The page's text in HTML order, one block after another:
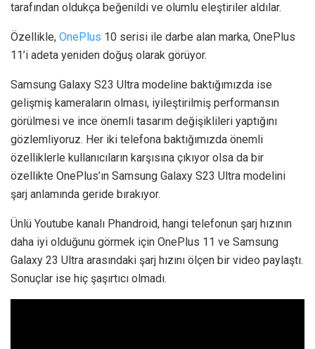
tarafından oldukça beğenildi ve olumlu eleştiriler aldılar.
Özellikle, OnePlus 10 serisi ile darbe alan marka, OnePlus
11’i adeta yeniden doğuş olarak görüyor.
Samsung Galaxy S23 Ultra modeline baktığımızda ise
gelişmiş kameraların olması, iyileştirilmiş performansın
görülmesi ve ince önemli tasarım değişiklileri yaptığını
gözlemliyoruz. Her iki telefona baktığımızda önemli
özelliklerle kullanıcıların karşısına çıkıyor olsa da bir
özellikte OnePlus’ın Samsung Galaxy S23 Ultra modelini
şarj anlamında geride bırakıyor.
Ünlü Youtube kanalı Phandroid, hangi telefonun şarj hızının
daha iyi olduğunu görmek için OnePlus 11 ve Samsung
Galaxy 23 Ultra arasındaki şarj hızını ölçen bir video paylaştı.
Sonuçlar ise hiç şaşırtıcı olmadı.